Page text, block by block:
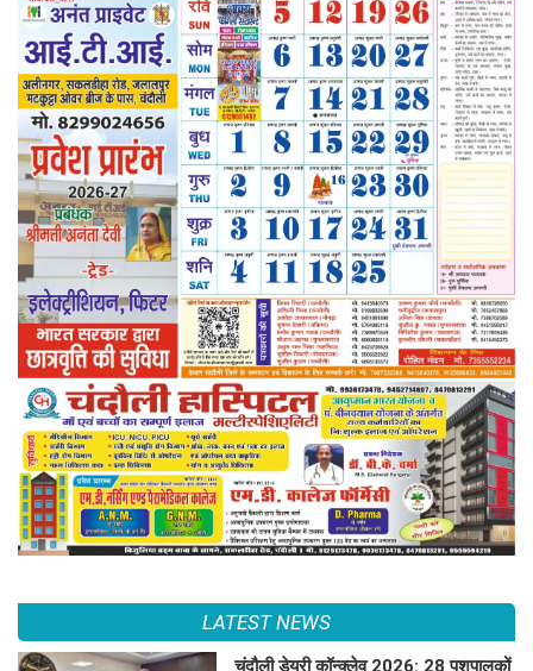
LATEST NEWS
चंदौली डेयरी कॉन्क्लेव 2026: 28 पशुपालकों